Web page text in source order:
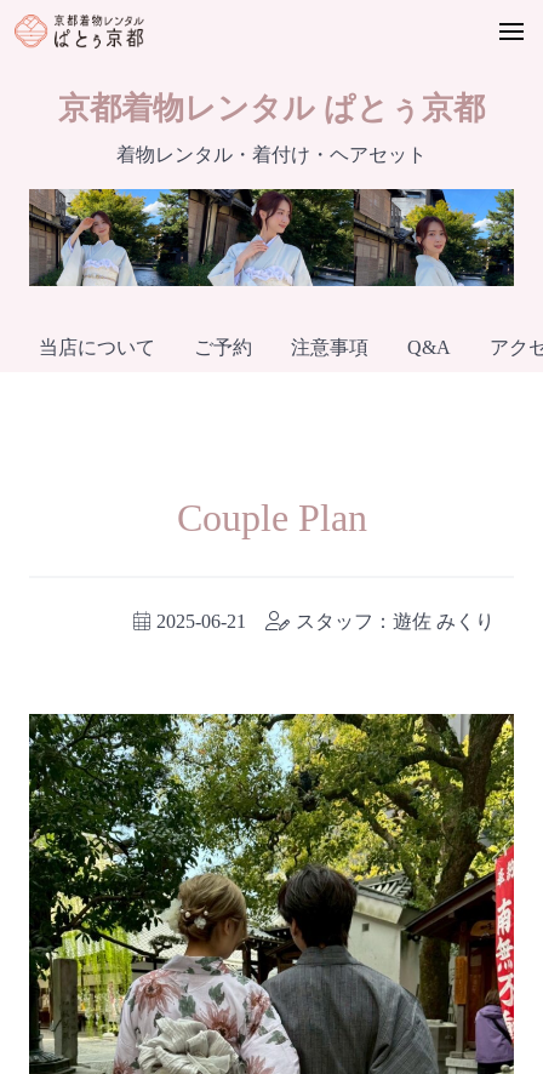
Skip
京都着物レンタル ぱとぅ京都
着物レンタル・着付け・ヘアセット
当店について ご予約 注意事項 Q&A アク
Couple Plan
2025-06-21 スタッフ：遊佐 みくり